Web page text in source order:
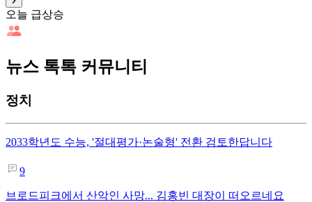
오늘 급상승
뉴스 톡톡 커뮤니티
정치
2033학년도 수능, '절대평가·논술형' 전환 검토한답니다
9
브로드피크에서 산악인 사망... 김홍빈 대장이 떠오르네요